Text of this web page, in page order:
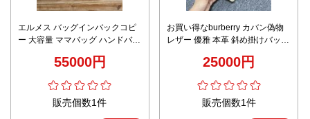
エルメス バッグインバックコピ
ー 大容量 ママバッグ ハンドバッ
55000円
販売個数1件
お買い得なburberry カバン偽物
レザー 優雅 本革 斜め掛けバッグ
25000円
販売個数1件